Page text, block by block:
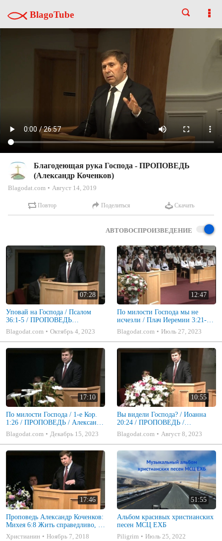
BlagoTube
Благодеющая рука Господа - ПРОПОВЕДЬ
(Александр Коченков)
Blagodat.com Август 14, 2019
Повтор Поделиться Скачать
АВТОВОСПРОИЗВЕДЕНИЕ
07:28
Уповай на Господа / Псалом
36:1-5 / ПРОПОВЕДЬ
Александр Коченков
Blagodat.com Октябрь 4, 2023
12:47
По милости Господа мы не
исчезли / Плач Иеремии 3:21-24
/ ПРОПОВЕДЬ / Александр
Коченков
Blagodat.com Июль 27, 2023
17:10
По милости Господа / 1-е Кор.
1:26 / ПРОПОВЕДЬ / Александр
Коченков (история Церкви 20-
летие)
Blagodat.com Декабрь 15, 2023
10:55
Вы видели Господа? / Иоанна
20:24 / ПРОПОВЕДЬ /
Александр Коченков
Blagodat.com Август 8, 2023
17:46
Проповедь Александр Коченков:
Михея 6:8 Жить справедливо, с
милосердием, и со смирением
Христианин Ноябрь 7, 2018
51:55
Альбом красивых христианских
песен МСЦ ЕХБ
Piligrim
Июль 25, 2022